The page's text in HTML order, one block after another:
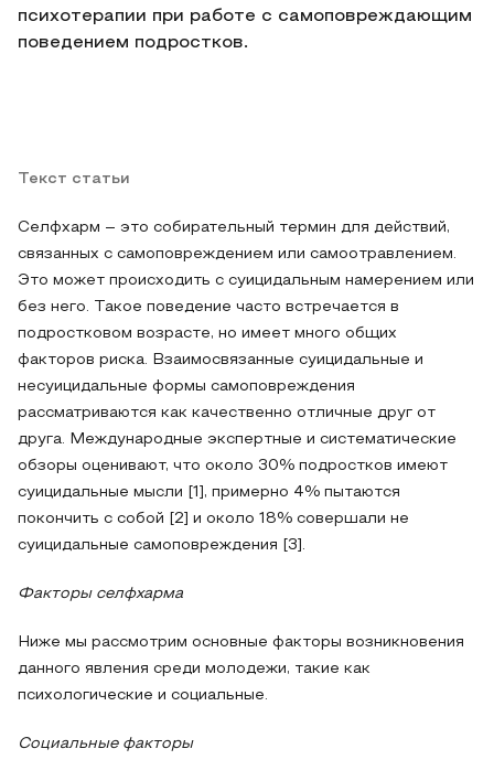
психотерапии при работе с самоповреждающим
поведением подростков.
Текст статьи
Селфхарм – это собирательный термин для действий,
связанных с самоповреждением или самоотравлением.
Это может происходить с суицидальным намерением или
без него. Такое поведение часто встречается в
подростковом возрасте, но имеет много общих
факторов риска. Взаимосвязанные суицидальные и
несуицидальные формы самоповреждения
рассматриваются как качественно отличные друг от
друга. Международные экспертные и систематические
обзоры оценивают, что около 30% подростков имеют
суицидальные мысли [1], примерно 4% пытаются
покончить с собой [2] и около 18% совершали не
суицидальные самоповреждения [3].
Факторы селфхарма
Ниже мы рассмотрим основные факторы возникновения
данного явления среди молодежи, такие как
психологические и социальные.
Социальные факторы